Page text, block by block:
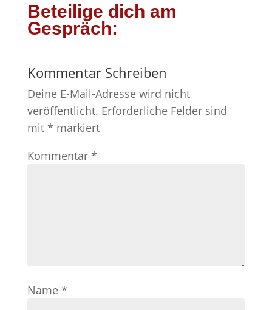
Beteilige dich am
Gespräch:
Kommentar Schreiben
Deine E-Mail-Adresse wird nicht
veröffentlicht. Erforderliche Felder sind
mit * markiert
Kommentar *
Name *